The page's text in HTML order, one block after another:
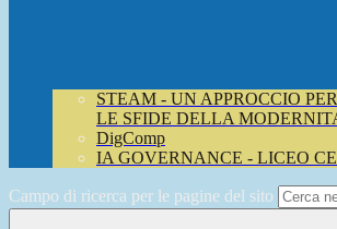
STEAM - UN APPROCCIO
LE SFIDE DELLA
DigComp
IA GOVERNANCE - LICEO
Campo di ricerca per le pagine del sito